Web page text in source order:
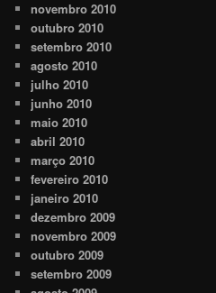
novembro 2010
outubro 2010
setembro 2010
agosto 2010
julho 2010
junho 2010
maio 2010
abril 2010
março 2010
fevereiro 2010
janeiro 2010
dezembro 2009
novembro 2009
outubro 2009
setembro 2009